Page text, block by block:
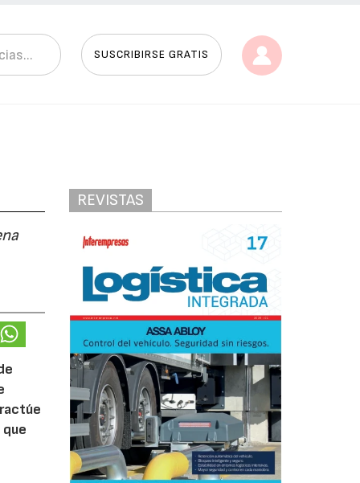
SUSCRIBIRSE GRATIS
REVISTAS